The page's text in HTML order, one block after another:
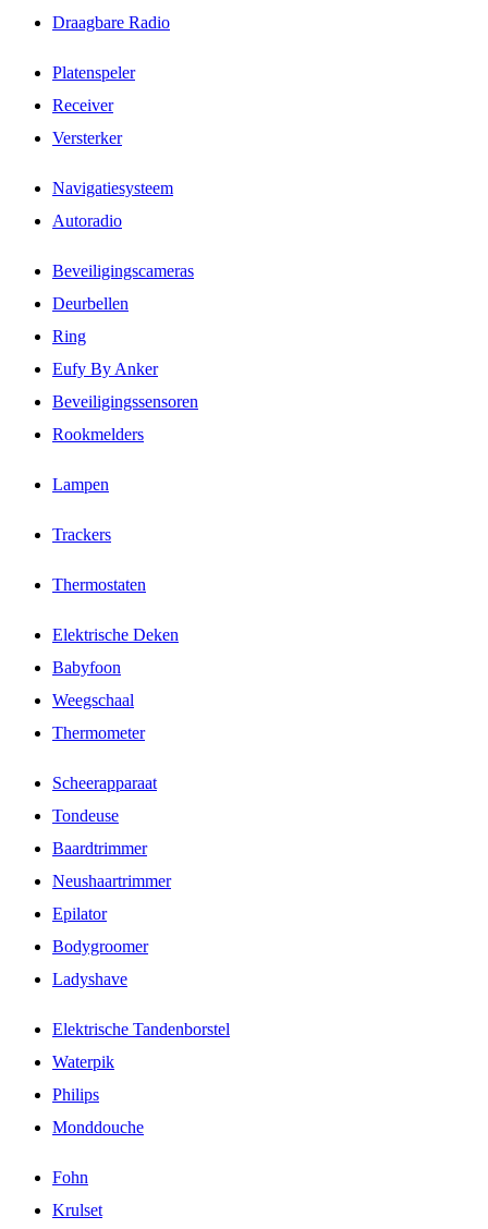
Draagbare Radio
Platenspeler
Receiver
Versterker
Navigatiesysteem
Autoradio
Beveiligingscameras
Deurbellen
Ring
Eufy By Anker
Beveiligingssensoren
Rookmelders
Lampen
Trackers
Thermostaten
Elektrische Deken
Babyfoon
Weegschaal
Thermometer
Scheerapparaat
Tondeuse
Baardtrimmer
Neushaartrimmer
Epilator
Bodygroomer
Ladyshave
Elektrische Tandenborstel
Waterpik
Philips
Monddouche
Fohn
Krulset